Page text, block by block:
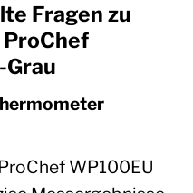
Fragen zu
WP100EU